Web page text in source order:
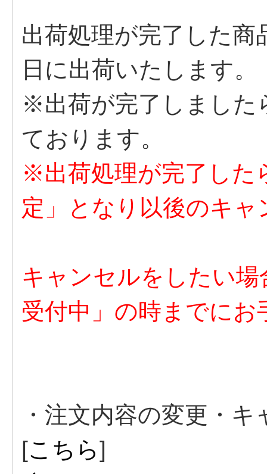
出荷処理が完了した
日に出荷
※出荷が完了しました
ており
※出荷処理が完了した
定」となり以後の
キャンセルをしたい
受付中」の時までに
・注文内容の変更・
[こちら]